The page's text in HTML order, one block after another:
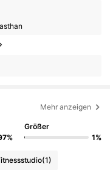
Mehr anzeigen
Größer
1%
(1)